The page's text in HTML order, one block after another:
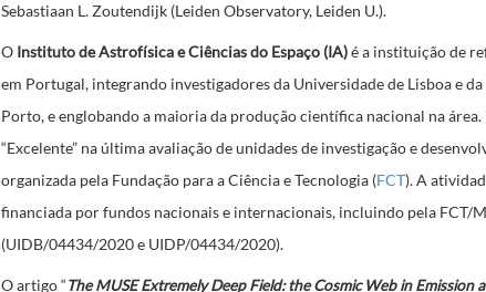
Sebastiaan L. Zoutendijk (Leiden Observatory, Leiden U.).
O Instituto de Astrofísica e Ciências do Espaço (IA)éa instituição de
em Portugal, integrando investigadores da Universidade de Lisboa e
Porto, e englobando a maioria da produção científica nacional na
“Excelente” na últimaavaliaçãode unidades de investigação e
organizada pela Fundação para a Ciência e Tecnologia (FCT). A
financiada por fundos nacionais e internacionais, incluindo pela FCT/
(UIDB/04434/2020 e UIDP/04434/2020).
O artigo “The MUSE Extremely Deep Field: the Cosmic Web in Emission